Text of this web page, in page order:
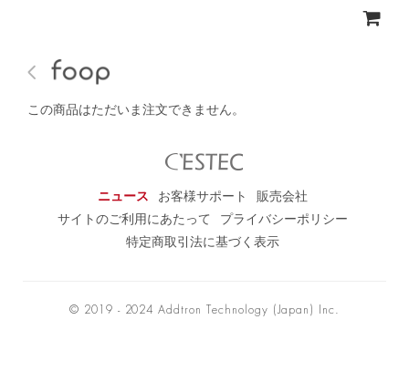
この商品はただいま注文できません。
ニュース お客様サポート
販売会社
サイトのご利用にあたって
プライバシーポリシー
特定商取引法に基づく表示
© 2019 - 2024 Addtron Technology (Japan) Inc.